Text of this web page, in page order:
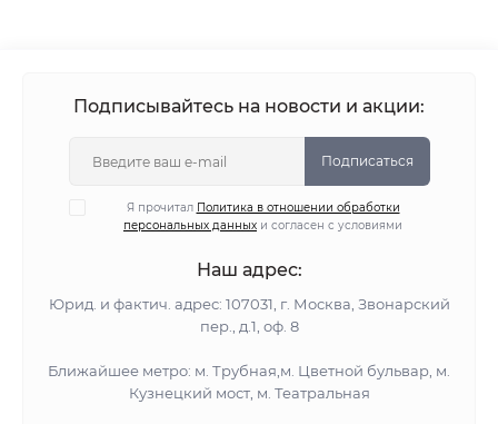
Подписывайтесь на новости и акции:
Подписаться
Я прочитал Политика в отношении обработки
персональных данных и согласен с условиями
Наш адрес:
Юрид. и фактич. адрес: 107031, г. Москва, Звонарский
пер., д.1, оф. 8
Ближайшее метро: м. Трубная,м. Цветной бульвар, м.
Кузнецкий мост, м. Театральная